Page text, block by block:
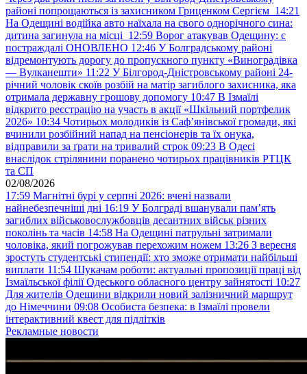
районі попрощаються із захисником Гриценком Сергієм 14:21
На Одещині водійка авто наїхала на свого однорічного сина:
дитина загинула на місці 12:59 Ворог атакував Одещину: є
постраждалі ОНОВЛЕНО 12:46 У Болградському районі
відремонтують дорогу до пропускного пункту «Виноградівка
— Вулканешти» 11:22 У Білгород-Дністровському районі 24-
річний чоловік скоїв розбій на матір загиблого захисника, яка
отримала державну грошову допомогу 10:47 В Ізмаїлі
відкрито реєстрацію на участь в акції «Шкільний портфелик
2026» 10:34 Чотирьох молодиків із Саф’янівської громади, які
вчинили розбійний напад на пенсіонерів та їх онука,
відправили за ґрати на тривалий строк 09:23 В Одесі
внаслідок стрілянини поранено чотирьох працівників РТЦК
та СП
02/08/2026
17:59 Магнітні бурі у серпні 2026: вчені назвали
найнебезпечніші дні 16:19 У Болграді вшанували пам’ять
загиблих військовослужбовців десантних військ різних
поколінь та часів 14:58 На Одещині патрульні затримали
чоловіка, який погрожував перехожим ножем 13:26 З вересня
зростуть студентські стипендії: хто зможе отримати найбільші
виплати 11:54 Шукачам роботи: актуальні пропозиції праці від
Ізмаїльської філії Одеського обласного центру зайнятості 10:27
Для жителів Одещини відкрили новий залізничний маршрут
до Німеччини 09:08 Особиста безпека: в Ізмаїлі провели
інтерактивний квест для підлітків
Рекламные новости